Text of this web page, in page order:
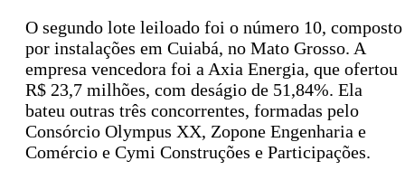
O segundo lote leiloado foi o número 10, composto
por instalações em Cuiabá, no Mato Grosso. A
empresa vencedora foi a Axia Energia, que ofertou
R$ 23,7 milhões, com deságio de 51,84%. Ela
bateu outras três concorrentes, formadas pelo
Consórcio Olympus XX, Zopone Engenharia e
Comércio e Cymi Construções e Participações.